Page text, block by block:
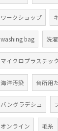
ワークショップ
washing bag 洗
マイクロプラスチック
海洋汚染 台所用
バングラデシュ
オンライン 毛糸